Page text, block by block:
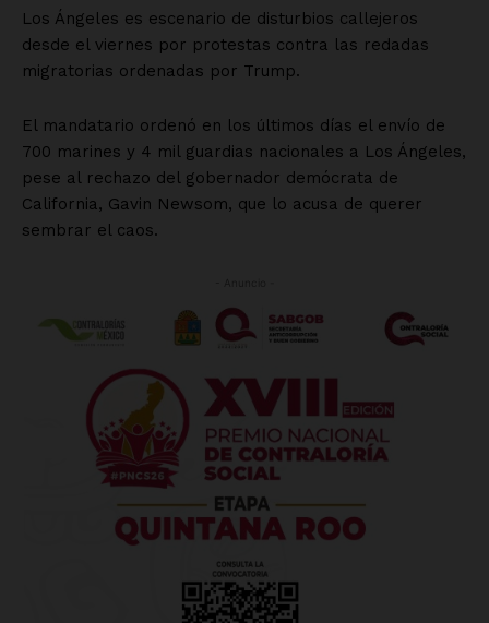
Los Ángeles es escenario de disturbios callejeros
desde el viernes por protestas contra las redadas
migratorias ordenadas por Trump.
El mandatario ordenó en los últimos días el envío de
700 marines y 4 mil guardias nacionales a Los Ángeles,
pese al rechazo del gobernador demócrata de
California, Gavin Newsom, que lo acusa de querer
sembrar el caos.